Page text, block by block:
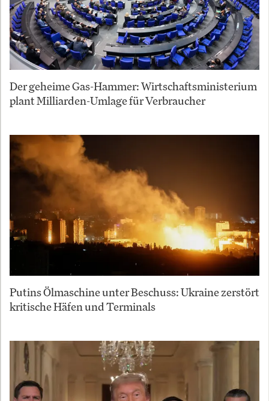
Der geheime Gas-Hammer: Wirtschaftsministerium
plant Milliarden-Umlage für Verbraucher
Putins Ölmaschine unter Beschuss: Ukraine zerstört
kritische Häfen und Terminals